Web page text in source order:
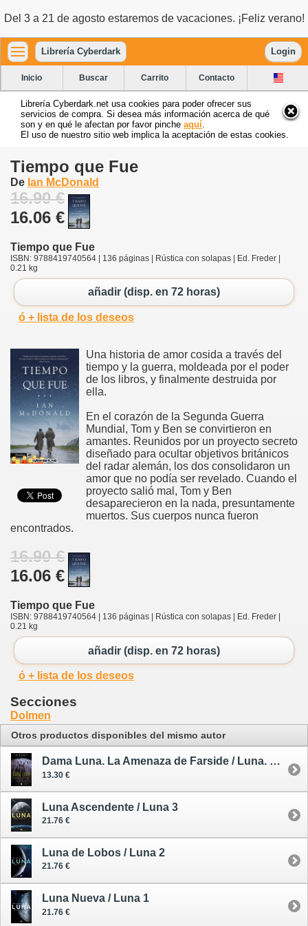
Del 3 a 21 de agosto estaremos de vacaciones. ¡Feliz verano!
Librería Cyberdark Login
Inicio Buscar Carrito Contacto
Librería Cyberdark.net usa cookies para poder ofrecer sus
servicios de compra. Si desea más información acerca de qué
son y en qué le afectan por favor pinche aquí
El uso de nuestro sitio web implica la aceptación de estas cookies.
Tiempo que Fue
De Ian McDonald
16.90 €
16.06 €
Tiempo que Fue
ISBN: 9788419740564 | 136 páginas | Rústica con solapas | Ed. Freder |
0.21 kg
añadir (disp. en 72 horas)
ó + lista de los deseos
Una historia de amor cosida a través del
tiempo y la guerra, moldeada por el poder
de los libros, y finalmente destruida por
ella.
En el corazón de la Segunda Guerra
Mundial, Tom y Ben se convirtieron en
amantes. Reunidos por un proyecto secreto
diseñado para ocultar objetivos británicos
del radar alemán, los dos consolidaron un
amor que no podía ser revelado. Cuando el
proyecto salió mal, Tom y Ben
desaparecieron en la nada, presuntamente
muertos. Sus cuerpos nunca fueron
encontrados.
16.90 €
16.06 €
Tiempo que Fue
ISBN: 9788419740564 | 136 páginas | Rústica con solapas | Ed. Freder |
0.21 kg
añadir (disp. en 72 horas)
ó + lista de los deseos
Secciones
Dolmen
Otros productos disponibles del mismo autor
Dama Luna. La Amenaza de Farside / Luna. Precuela
13.30 €
Luna Ascendente / Luna 3
21.76 €
Luna de Lobos / Luna 2
21.76 €
Luna Nueva / Luna 1
21.76 €